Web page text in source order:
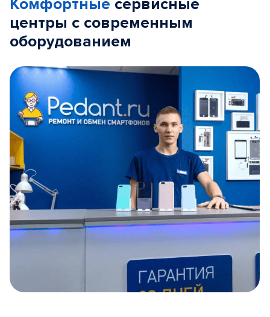
Комфортные сервисные
центры с современным
оборудованием